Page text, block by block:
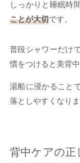
しっかりと睡眠時
ことが大切です。
普段シャワーだけ
慣をつけると美背
湯船に浸かること
落としやすくなりま
背中ケアの正